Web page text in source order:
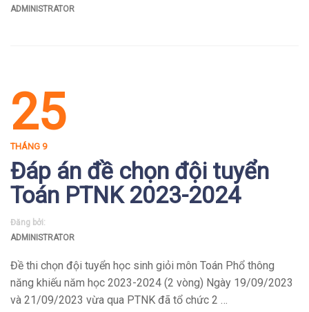
ADMINISTRATOR
25
THÁNG 9
Đáp án đề chọn đội tuyển
Toán PTNK 2023-2024
Đăng bởi:
ADMINISTRATOR
Đề thi chọn đội tuyển học sinh giỏi môn Toán Phổ thông
năng khiếu năm học 2023-2024 (2 vòng) Ngày 19/09/2023
và 21/09/2023 vừa qua PTNK đã tổ chức 2 …